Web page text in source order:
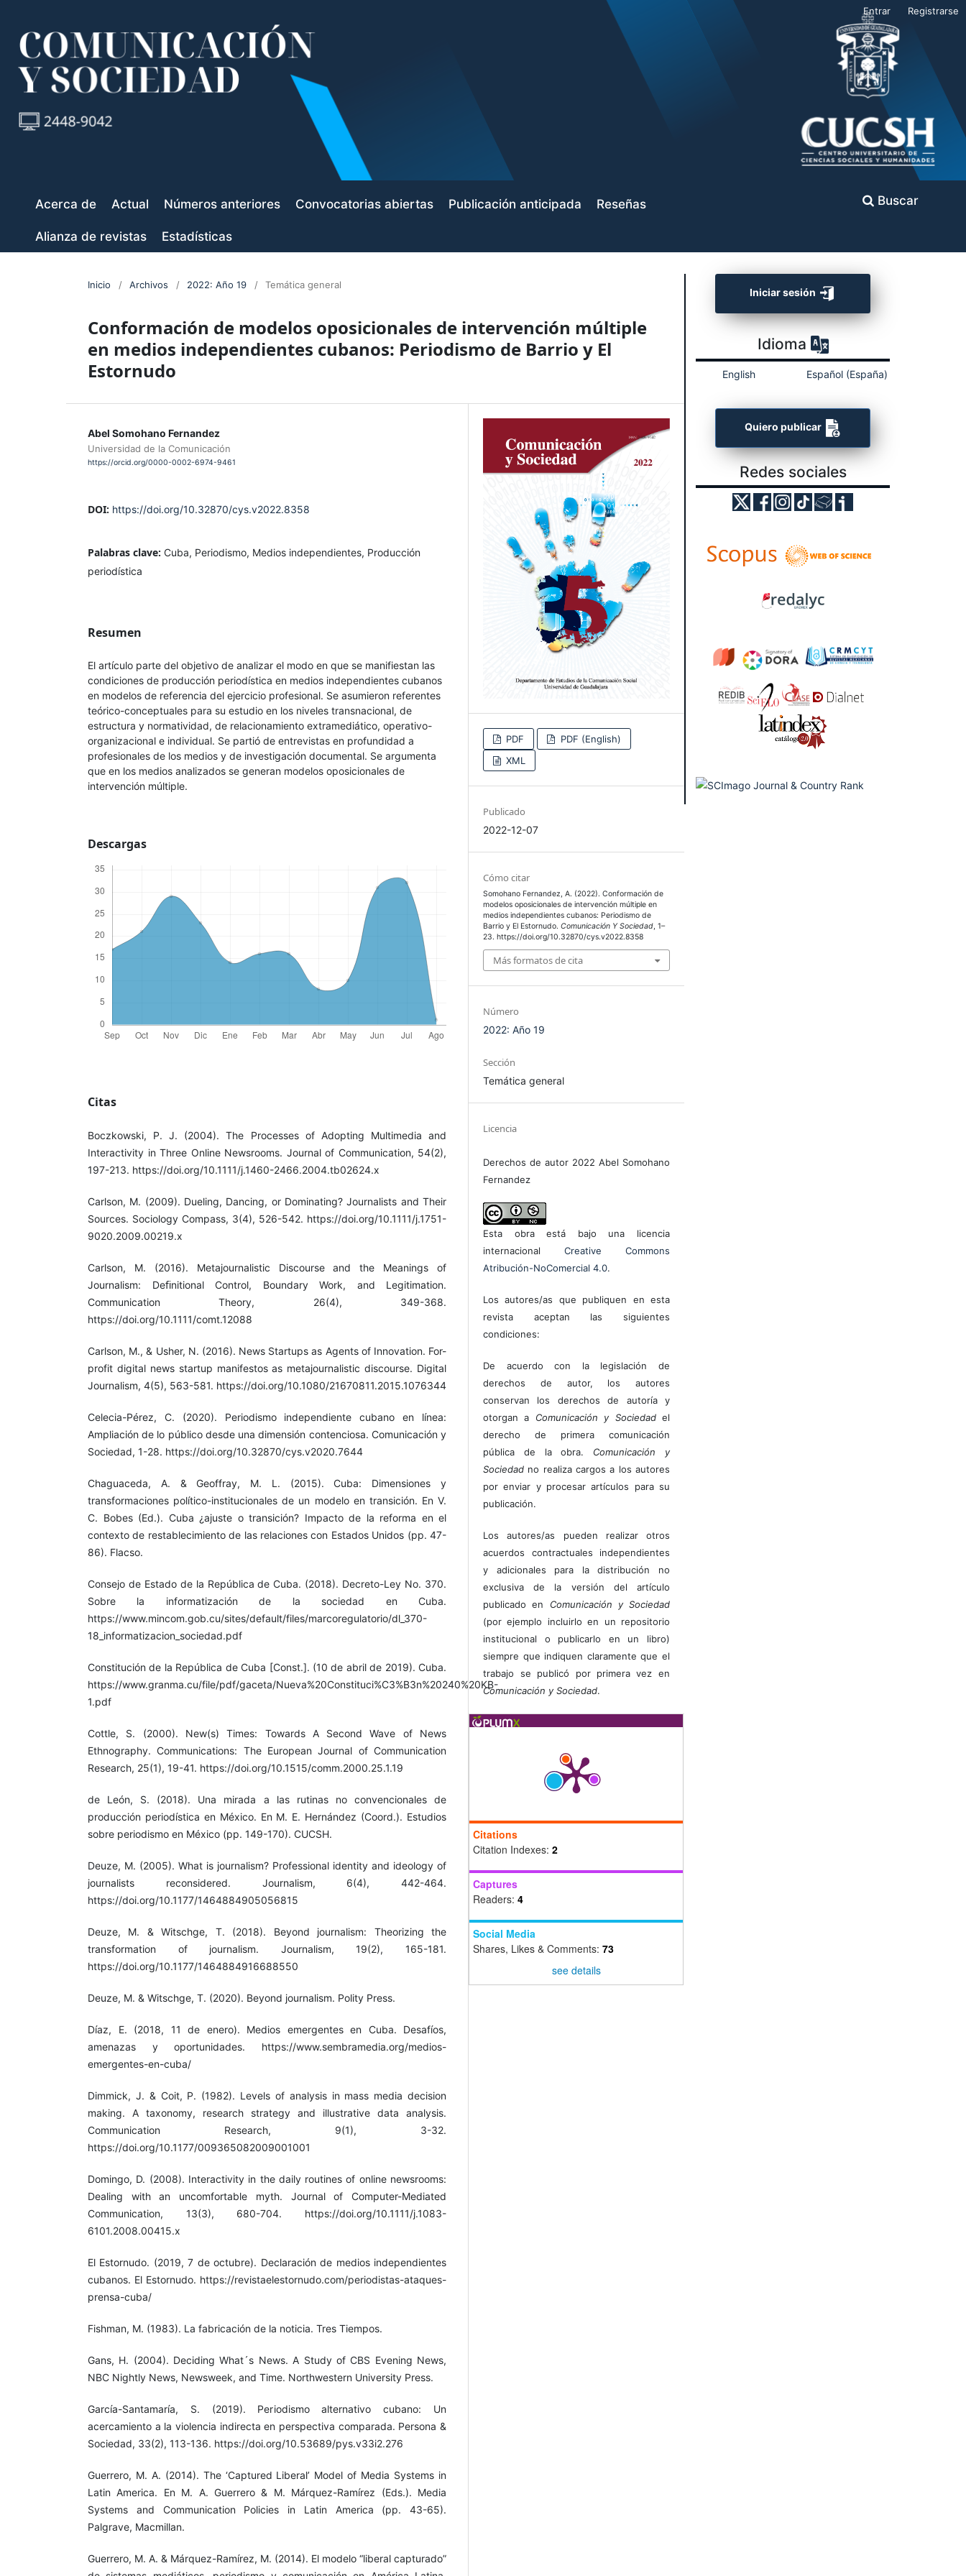
Acerca de Actual Números anteriores Convocatorias abiertas Publicación anticipada Reseñas
Alianza de revistas Estadísticas
Buscar
Entrar Registrarse
Inicio / Archivos / 2022: Año 19 / Temática general
Conformación de modelos oposicionales de intervención múltiple
en medios independientes cubanos: Periodismo de Barrio y El
Estornudo
Abel Somohano Fernandez
Universidad de la Comunicación
https://orcid.org/0000-0002-6974-9461
DOI: https://doi.org/10.32870/cys.v2022.8358
Palabras clave: Cuba, Periodismo, Medios independientes, Producción
periodística
Resumen
El artículo parte del objetivo de analizar el modo en que se manifiestan las
condiciones de producción periodística en medios independientes cubanos
en modelos de referencia del ejercicio profesional. Se asumieron referentes
teórico-conceptuales para su estudio en los niveles transnacional, de
estructura y normatividad, de relacionamiento extramediático, operativo-
organizacional e individual. Se partió de entrevistas en profundidad a
profesionales de los medios y de investigación documental. Se argumenta
que en los medios analizados se generan modelos oposicionales de
intervención múltiple.
Descargas
Citas
Boczkowski, P. J. (2004). The Processes of Adopting Multimedia and
Interactivity in Three Online Newsrooms. Journal of Communication, 54(2),
197-213. https://doi.org/10.1111/j.1460-2466.2004.tb02624.x
Carlson, M. (2009). Dueling, Dancing, or Dominating? Journalists and Their
Sources. Sociology Compass, 3(4), 526-542. https://doi.org/10.1111/j.1751-
9020.2009.00219.x
Carlson, M. (2016). Metajournalistic Discourse and the Meanings of
Journalism: Deﬁnitional Control, Boundary Work, and Legitimation.
Communication Theory, 26(4), 349-368.
https://doi.org/10.1111/comt.12088
Carlson, M., & Usher, N. (2016). News Startups as Agents of Innovation. For-
profit digital news startup manifestos as metajournalistic discourse. Digital
Journalism, 4(5), 563-581. https://doi.org/10.1080/21670811.2015.1076344
Celecia-Pérez, C. (2020). Periodismo independiente cubano en línea:
Ampliación de lo público desde una dimensión contenciosa. Comunicación y
Sociedad, 1-28. https://doi.org/10.32870/cys.v2020.7644
Chaguaceda, A. & Geoffray, M. L. (2015). Cuba: Dimensiones y
transformaciones político-institucionales de un modelo en transición. En V.
C. Bobes (Ed.). Cuba ¿ajuste o transición? Impacto de la reforma en el
contexto de restablecimiento de las relaciones con Estados Unidos (pp. 47-
86). Flacso.
Consejo de Estado de la República de Cuba. (2018). Decreto-Ley No. 370.
Sobre la informatización de la sociedad en Cuba.
https://www.mincom.gob.cu/sites/default/files/marcoregulatorio/dl_370-
18_informatizacion_sociedad.pdf
Constitución de la República de Cuba [Const.]. (10 de abril de 2019). Cuba.
https://www.granma.cu/file/pdf/gaceta/Nueva%20Constituci%C3%B3n%20240%20KB-
1.pdf
Cottle, S. (2000). New(s) Times: Towards A Second Wave of News
Ethnography. Communications: The European Journal of Communication
Research, 25(1), 19-41. https://doi.org/10.1515/comm.2000.25.1.19
de León, S. (2018). Una mirada a las rutinas no convencionales de
producción periodística en México. En M. E. Hernández (Coord.). Estudios
sobre periodismo en México (pp. 149-170). CUCSH.
Deuze, M. (2005). What is journalism? Professional identity and ideology of
journalists reconsidered. Journalism, 6(4), 442-464.
https://doi.org/10.1177/1464884905056815
Deuze, M. & Witschge, T. (2018). Beyond journalism: Theorizing the
transformation of journalism. Journalism, 19(2), 165-181.
https://doi.org/10.1177/1464884916688550
Deuze, M. & Witschge, T. (2020). Beyond journalism. Polity Press.
Díaz, E. (2018, 11 de enero). Medios emergentes en Cuba. Desafíos,
amenazas y oportunidades. https://www.sembramedia.org/medios-
emergentes-en-cuba/
Dimmick, J. & Coit, P. (1982). Levels of analysis in mass media decision
making. A taxonomy, research strategy and illustrative data analysis.
Communication Research, 9(1), 3-32.
https://doi.org/10.1177/009365082009001001
Domingo, D. (2008). Interactivity in the daily routines of online newsrooms:
Dealing with an uncomfortable myth. Journal of Computer-Mediated
Communication, 13(3), 680-704. https://doi.org/10.1111/j.1083-
6101.2008.00415.x
El Estornudo. (2019, 7 de octubre). Declaración de medios independientes
cubanos. El Estornudo. https://revistaelestornudo.com/periodistas-ataques-
prensa-cuba/
Fishman, M. (1983). La fabricación de la noticia. Tres Tiempos.
Gans, H. (2004). Deciding What´s News. A Study of CBS Evening News,
NBC Nightly News, Newsweek, and Time. Northwestern University Press.
García-Santamaría, S. (2019). Periodismo alternativo cubano: Un
acercamiento a la violencia indirecta en perspectiva comparada. Persona &
Sociedad, 33(2), 113-136. https://doi.org/10.53689/pys.v33i2.276
Guerrero, M. A. (2014). The ‘Captured Liberal’ Model of Media Systems in
Latin America. En M. A. Guerrero & M. Márquez-Ramírez (Eds.). Media
Systems and Communication Policies in Latin America (pp. 43-65).
Palgrave, Macmillan.
Guerrero, M. A. & Márquez-Ramírez, M. (2014). El modelo “liberal capturado”
PDF
PDF (English)
XML
Publicado
2022-12-07
Cómo citar
Somohano Fernandez, A. (2022). Conformación de
modelos oposicionales de intervención múltiple en
medios independientes cubanos: Periodismo de
Barrio y El Estornudo.Comunicación Y Sociedad, 1–
23. https://doi.org/10.32870/cys.v2022.8358
Más formatos de cita
Número
2022: Año 19
Sección
Temática general
Licencia
Derechos de autor 2022 Abel Somohano
Fernandez
Esta obra está bajo una licencia
internacional Creative Commons
Atribución-NoComercial 4.0.
Los autores/as que publiquen en esta
revista aceptan las siguientes
condiciones:
De acuerdo con la legislación de
derechos de autor, los autores
conservan los derechos de autoría y
otorgan a Comunicación y Sociedadel
derecho de primera comunicación
pública de la obra. Comunicación y
Sociedad no realiza cargos a los autores
por enviar y procesar artículos para su
publicación.
Los autores/as pueden realizar otros
acuerdos contractuales independientes
y adicionales para la distribución no
exclusiva de la versión del artículo
publicado en Comunicación y Sociedad
(por ejemplo incluirlo en un repositorio
institucional o publicarlo en un libro)
siempre que indiquen claramente que el
trabajo se publicó por primera vez en
Comunicación y Sociedad.
Citations
Citation Indexes: 2
Captures
Readers: 4
Social Media
Shares, Likes & Comments: 73
see details
Iniciar sesión
Idioma
English Español (España)
Quiero publicar
Redes sociales